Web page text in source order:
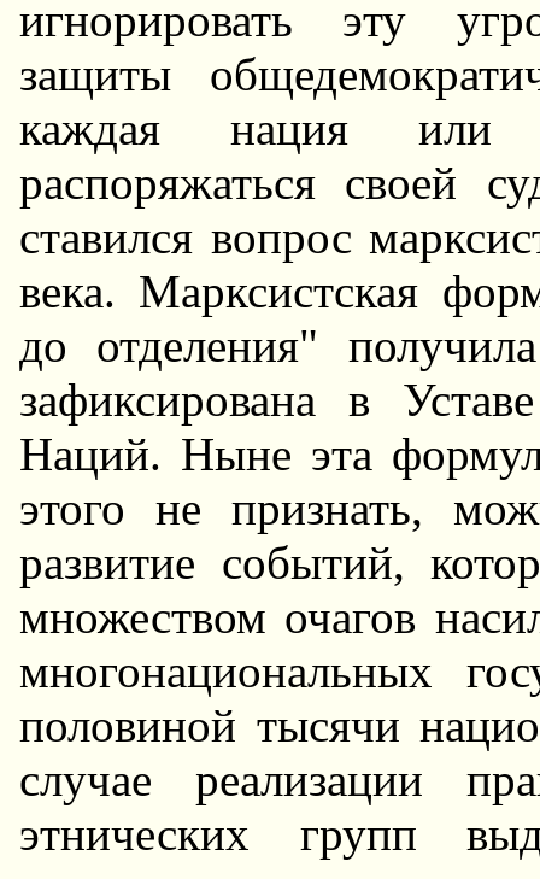
игнорировать эту
защиты
каждая нация или
распоряжаться своей
ставился вопрос
века. Марксистская
до отделения"
зафиксирована в
Hаций. Hыне эта
этого не признать,
развитие событий,
множеством очагов
многонациональных
половиной тысячи
случае реализации
этнических групп